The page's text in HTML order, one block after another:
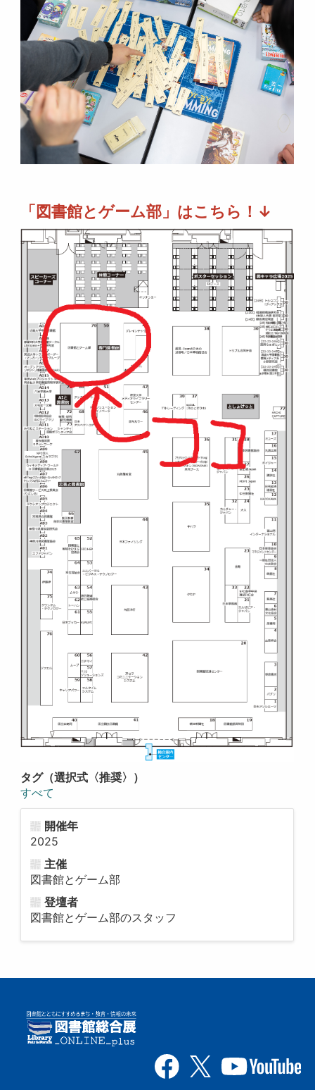
「図書館とゲーム部」はこちら！↓
タグ（選択式〈推奨〉）
すべて
開催年
2025
主催
図書館とゲーム部
登壇者
図書館とゲーム部のスタッフ